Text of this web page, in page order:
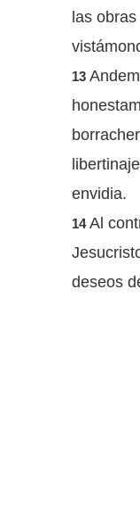
las
13
envidia.
14Al
deseos